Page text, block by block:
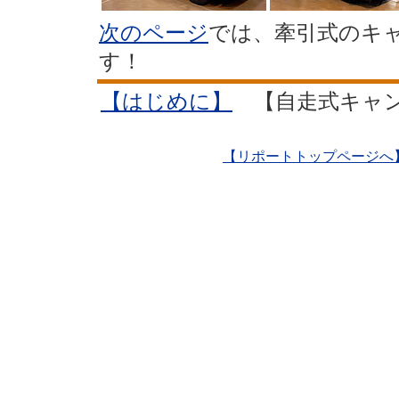
次のページでは、牽引式のキ
す！
【はじめに】
【自走式キャ
【リポートトップページへ